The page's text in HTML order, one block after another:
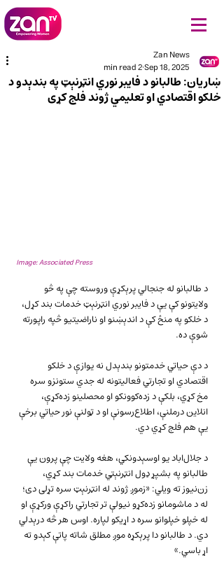
ښاریان: طالبانو د فایبر نوري انټرنېټ په بندېدو د
خلکو اقتصادي او تعلیمي ژوند فلج کړی
Zan News
Sep 18, 2025
2 min read
Image: Associated Press
د طالبانو له جنجالي پرېکړې وروسته چې په څو
ولایتونو کې یې د فایبر نوري انټرنېټ خدمات بند کړل،
د خلکو په منځ کې د اندېښنو او ناراضیتیو څپه راپورته
شوې ده.
د دې حیاتي خدمتونو بندېدل نه یوازې د خلکو
اقتصادي او تجارتي فعالیتونه له جدي ستونزو سره
مخ کړي، بلکې د زده‌کوونکو او محصلینو زده‌کړې،
انلاین درملنې، اطلاع‌رسونې او د ټولنې نور حیاتي برخې
یې هم فلج کړي دي.
د جلال‌اباد یو اوسېدونکي، هغه ولایت چې پرون یې
طالبانو په بشپړ ډول انټرنېټي خدمات بند کړي،
زن‌نیوز ته ویلي: «زموږ ژوند له انټرنېټ سره تړلی دی؛
له د ماشومانو زده‌کړو نیولې تر تجارتي راکړې ورکړې او
له خپلو خپلوانو سره د اړیکو لپاره. اوس هر څه درېدلي
دي. د طالبانو دا پرېکړه موږ مطلق شاته پاتې کېدو ته
اړ باسي.»